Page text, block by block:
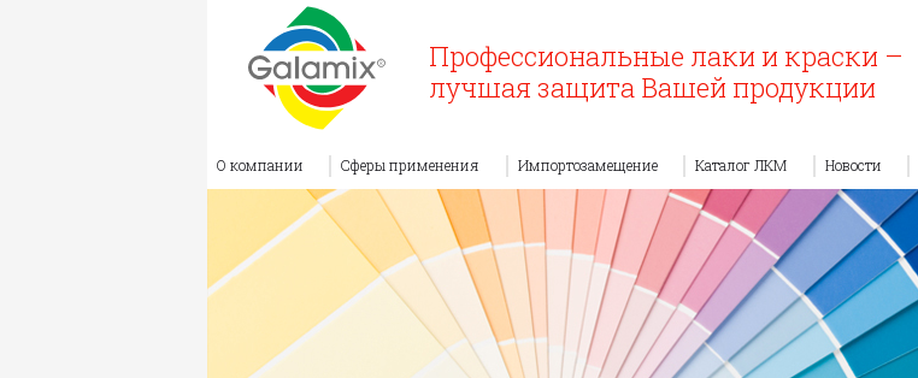
Профессиональные лаки и краски –
лучшая защита Вашей продукции
О компании Сферы применения Импортозамещение Каталог ЛКМ Новости